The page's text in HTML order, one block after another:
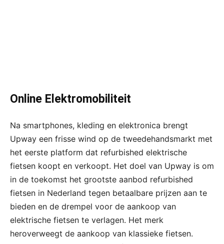
Online Elektromobiliteit
Na smartphones, kleding en elektronica brengt
Upway een frisse wind op de tweedehandsmarkt met
het eerste platform dat refurbished elektrische
fietsen koopt en verkoopt. Het doel van Upway is om
in de toekomst het grootste aanbod refurbished
fietsen in Nederland tegen betaalbare prijzen aan te
bieden en de drempel voor de aankoop van
elektrische fietsen te verlagen. Het merk
heroverweegt de aankoop van klassieke fietsen.